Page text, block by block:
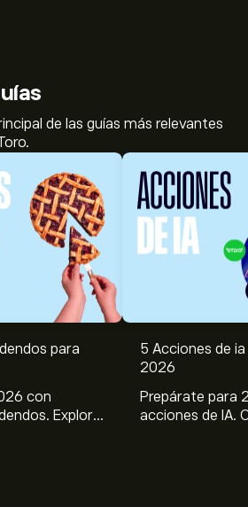
de las guías más relevantes
para
con
Explora
5 Acciones de
2026
Prepárate para
acciones de IA.